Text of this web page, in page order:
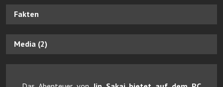
Fakten
Media (2)